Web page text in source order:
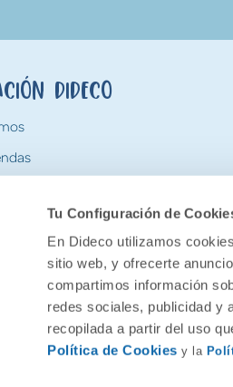
Tu Configuración de
En Dideco utilizamos
sitio web, y ofrecerte
compartimos información
redes sociales, publicidad y
recopilada a partir del uso
Política de Cookies y la
Dideco
Dideco